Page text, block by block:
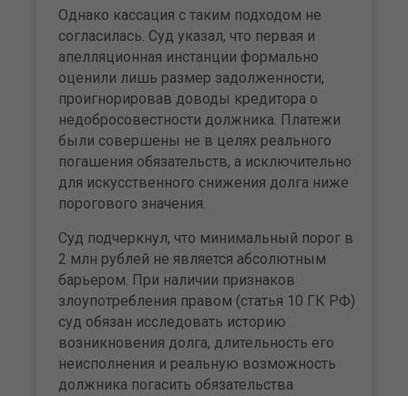
Однако кассация с таким подходом не
согласилась. Суд указал, что первая и
апелляционная инстанции формально
оценили лишь размер задолженности,
проигнорировав доводы кредитора о
недобросовестности должника. Платежи
были совершены не в целях реального
погашения обязательств, а исключительно
для искусственного снижения долга ниже
порогового значения.
Суд подчеркнул, что минимальный порог в
2 млн рублей не является абсолютным
барьером. При наличии признаков
злоупотребления правом (статья 10 ГК РФ)
суд обязан исследовать историю
возникновения долга, длительность его
неисполнения и реальную возможность
должника погасить обязательства